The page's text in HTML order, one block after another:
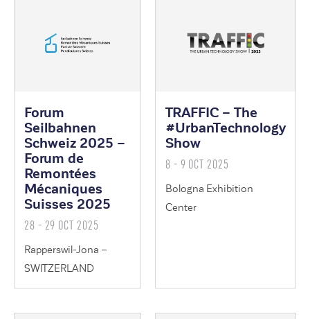
Forum
Seilbahnen
Schweiz 2025 –
Forum de
Remontées
Mécaniques
Suisses 2025
28 - 29 OCT 2025
Rapperswil-Jona –
SWITZERLAND
TRAFFIC – The
#UrbanTechnology
Show
8 - 9 OCT 2025
Bologna Exhibition
Center